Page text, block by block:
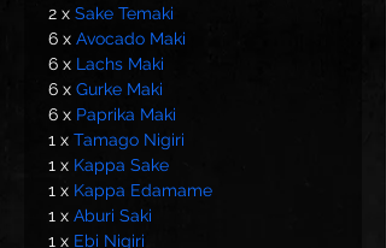
2 x Sake Temaki
6 x Avocado Maki
6 x Lachs Maki
6 x Gurke Maki
6 x Paprika Maki
1 x Tamago Nigiri
1 x Kappa Sake
1 x Kappa Edamame
1 x Aburi Saki
1 x Ebi Nigiri